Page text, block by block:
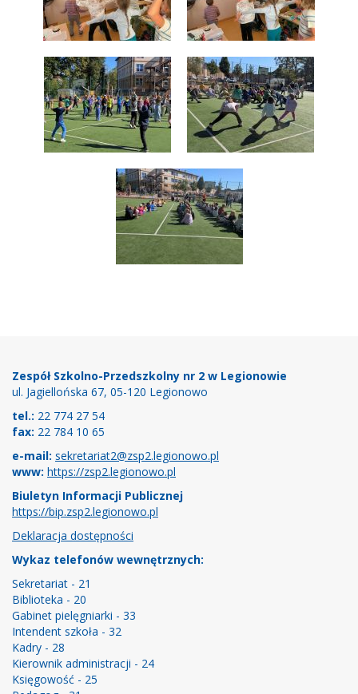
Zespół Szkolno-Przedszkolny nr 2 w Legionowie
ul. Jagiellońska 67, 05-120 Legionowo
tel.: 22 774 27 54
fax: 22 784 10 65
e-mail: sekretariat2@zsp2.legionowo.pl
www: https://zsp2.legionowo.pl
Biuletyn Informacji Publicznej
https://bip.zsp2.legionowo.pl
Deklaracja dostępności
Wykaz telefonów wewnętrznych:
Sekretariat - 21
Biblioteka - 20
Gabinet pielęgniarki - 33
Intendent szkoła - 32
Kadry - 28
Kierownik administracji - 24
Księgowość - 25